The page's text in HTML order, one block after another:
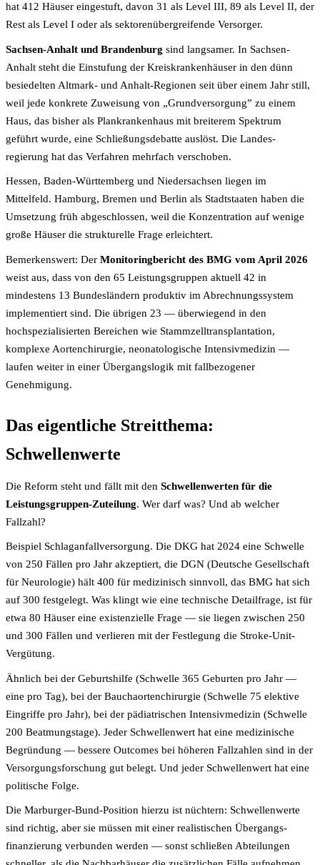
hat 412 Häuser eingestuft, davon 31 als Level III, 89 als Level II, der
Rest als Level I oder als sektoren­übergreifende Versorger.
Sachsen-Anhalt und Brandenburg sind langsamer. In Sachsen-
Anhalt steht die Einstufung der Kreis­krankenhäuser in den dünn
besiedelten Altmark- und Anhalt-Regionen seit über einem Jahr still,
weil jede konkrete Zuweisung von „Grundversorgung” zu einem
Haus, das bisher als Plan­krankenhaus mit breiterem Spektrum
geführt wurde, eine Schließungs­debatte auslöst. Die Landes­
regierung hat das Verfahren mehrfach verschoben.
Hessen, Baden-Württemberg und Niedersachsen liegen im
Mittelfeld. Hamburg, Bremen und Berlin als Stadtstaaten haben die
Umsetzung früh abgeschlossen, weil die Konzentration auf wenige
große Häuser die strukturelle Frage erleichtert.
Bemerkenswert: Der Monitoring­bericht des BMG vom April 2026
weist aus, dass von den 65 Leistungs­gruppen aktuell 42 in
mindestens 13 Bundesländern produktiv im Abrechnungs­system
implementiert sind. Die übrigen 23 — überwiegend in den
hochspezialisierten Bereichen wie Stamm­zelltransplantation,
komplexe Aortenchirurgie, neonatologische Intensiv­medizin —
laufen weiter in einer Übergangs­logik mit fall­bezogener
Genehmigung.
Das eigentliche Streitthema:
Schwellenwerte
Die Reform steht und fällt mit den Schwellenwerten für die
Leistungsgruppen-Zuteilung. Wer darf was? Und ab welcher
Fallzahl?
Beispiel Schlaganfall­versorgung. Die DKG hat 2024 eine Schwelle
von 250 Fällen pro Jahr akzeptiert, die DGN (Deutsche Gesellschaft
für Neurologie) hält 400 für medizinisch sinnvoll, das BMG hat sich
auf 300 festgelegt. Was klingt wie eine technische Detailfrage, ist für
etwa 80 Häuser eine existenzielle Frage — sie liegen zwischen 250
und 300 Fällen und verlieren mit der Festlegung die Stroke-Unit-
Vergütung.
Ähnlich bei der Geburts­hilfe (Schwelle 365 Geburten pro Jahr —
eine pro Tag), bei der Bauch­aorten­chirurgie (Schwelle 75 elektive
Eingriffe pro Jahr), bei der pädiatrischen Intensiv­medizin (Schwelle
200 Beatmungs­tage). Jeder Schwellenwert hat eine medizinische
Begründung — bessere Outcomes bei höheren Fallzahlen sind in der
Versorgungs­forschung gut belegt. Und jeder Schwellenwert hat eine
politische Folge.
Die Marburger-Bund-Position hierzu ist nüchtern: Schwellen­werte
sind richtig, aber sie müssen mit einer realistischen Übergangs­
finanzierung verbunden werden — sonst schließen Abteilungen